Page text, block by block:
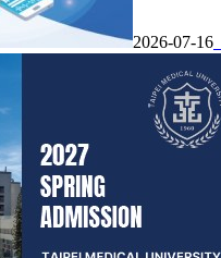
2026-07-16